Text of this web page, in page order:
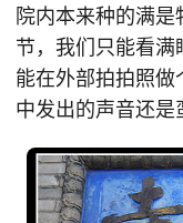
院内本来种的满
节，我们只能看满
能在外部拍拍照
中发出的声音还是